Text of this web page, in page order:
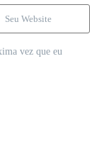
vez que eu